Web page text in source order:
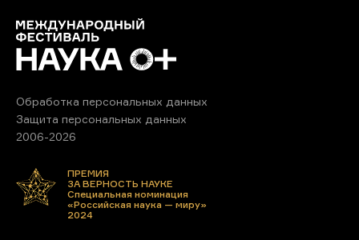
Обработка персональных данных
Защита персональных данных
2006-2026
ПРЕМИЯ
ЗА ВЕРНОСТЬ НАУКЕ
Специальная номинация
«Российская наука — миру»
2024